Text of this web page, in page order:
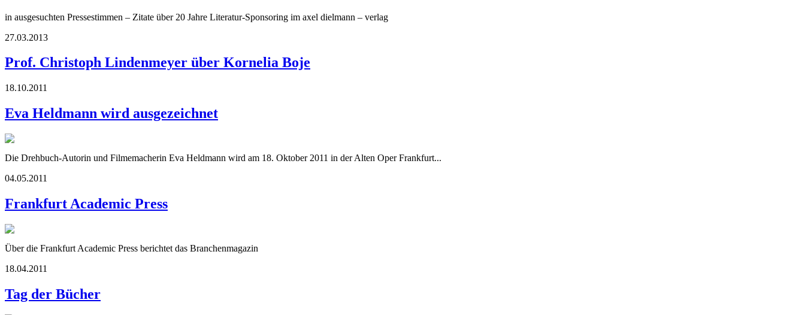
in ausgesuchten Pressestimmen – Zitate über 20 Jahre Literatur-Sponsoring im axel dielmann – verlag
27.03.2013
Prof. Christoph Lindenmeyer über Kornelia Boje
18.10.2011
Eva Heldmann wird ausgezeichnet
Die Drehbuch-Autorin und Filmemacherin Eva Heldmann wird am 18. Oktober 2011 in der Alten Oper Frankfurt...
04.05.2011
Frankfurt Academic Press
Über die Frankfurt Academic Press berichtet das Branchenmagazin
18.04.2011
Tag der Bücher